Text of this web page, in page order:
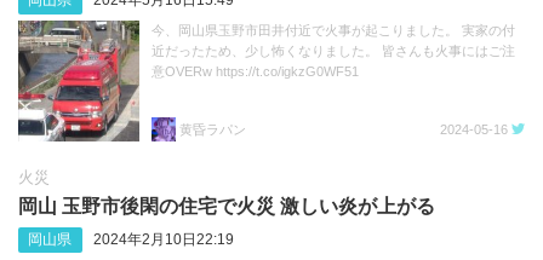
今、岡山県玉野市田井付近で火事が起こりました。 実家の付
近だったため、少し怖くなりました。 皆さんも火事にはご注
意OVERw https://t.co/igkzG0WF51
黄昏ラパン 2024-05-16
火災
岡山 玉野市後閑の住宅で火災 激しい炎が上がる
岡山県 2024年2月10日22:19